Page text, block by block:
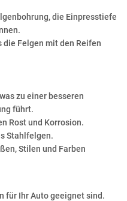
die Einpresstiefe
die Felgen mit den Reifen
zu einer besseren
führt.
Rost und Korrosion.
Stahlfelgen.
Stilen und Farben
für Ihr Auto geeignet sind.